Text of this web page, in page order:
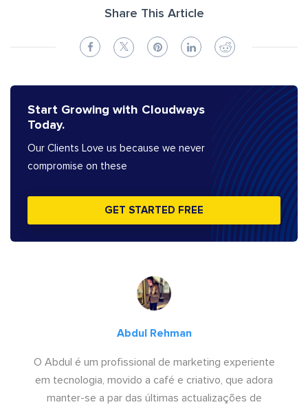
Share This Article
Start Growing with Cloudways
Today.
Our Clients Love us because we never
compromise on these
GET STARTED FREE
Abdul Rehman
O Abdul é um profissional de marketing experiente
em tecnologia, movido a café e criativo, que adora
manter-se a par das últimas actualizações de